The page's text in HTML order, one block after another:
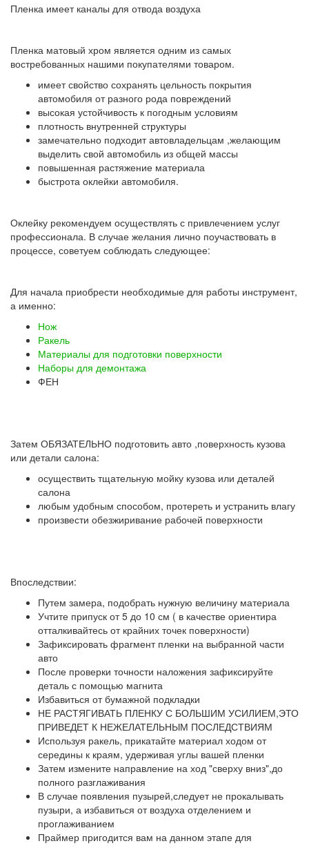
Пленка имеет каналы для отвода воздуха
Пленка матовый хром является одним из самых
востребованных нашими покупателями товаром.
имеет свойство сохранять цельность покрытия
автомобиля от разного рода повреждений
высокая устойчивость к погодным условиям
плотность внутренней структуры
замечательно подходит автовладельцам ,желающим
выделить свой автомобиль из общей массы
повышенная растяжение материала
быстрота оклейки автомобиля.
Оклейку рекомендуем осуществлять с привлечением услуг
профессионала. В случае желания лично поучаствовать в
процессе, советуем соблюдать следующее:
Для начала приобрести необходимые для работы инструмент,
а именно:
Нож
Ракель
Материалы для подготовки поверхности
Наборы для демонтажа
ФЕН
Затем ОБЯЗАТЕЛЬНО подготовить авто ,поверхность кузова
или детали салона:
осуществить тщательную мойку кузова или деталей
салона
любым удобным способом, протереть и устранить влагу
произвести обезжиривание рабочей поверхности
Впоследствии:
Путем замера, подобрать нужную величину материала
Учтите припуск от 5 до 10 см ( в качестве ориентира
отталкивайтесь от крайних точек поверхности)
Зафиксировать фрагмент пленки на выбранной части
авто
После проверки точности наложения зафиксируйте
деталь с помощью магнита
Избавиться от бумажной подкладки
НЕ РАСТЯГИВАТЬ ПЛЕНКУ С БОЛЬШИМ УСИЛИЕМ,ЭТО
ПРИВЕДЕТ К НЕЖЕЛАТЕЛЬНЫМ ПОСЛЕДСТВИЯМ
Используя ракель, прикатайте материал ходом от
середины к краям, удерживая углы вашей пленки
Затем измените направление на ход "сверху вниз",до
полного разглаживания
В случае появления пузырей,следует не прокалывать
пузыри, а избавиться от воздуха отделением и
проглаживанием
Праймер пригодится вам на данном этапе для